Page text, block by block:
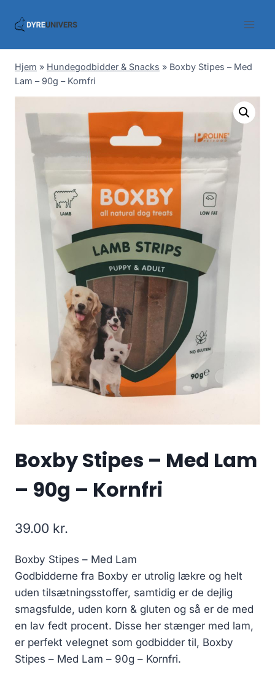
Hjem » Hundegodbidder & Snacks » Boxby Stipes – Med
Lam – 90g – Kornfri
Boxby Stipes – Med Lam
– 90g – Kornfri
39.00 kr.
Boxby Stipes – Med Lam
Godbidderne fra Boxby er utrolig lækre og helt
uden tilsætningsstoffer, samtidig er de dejlig
smagsfulde, uden korn & gluten og så er de med
en lav fedt procent. Disse her stænger med lam,
er perfekt velegnet som godbidder til, Boxby
Stipes – Med Lam – 90g – Kornfri.